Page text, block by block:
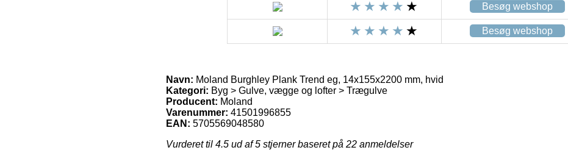
Besøg webshop
Besøg webshop
Navn: Moland Burghley Plank Trend eg, 14x155x2200 mm, hvid
Kategori: Byg > Gulve, vægge og lofter > Trægulve
Producent: Moland
Varenummer: 41501996855
EAN: 5705569048580
Vurderet til 4.5 ud af 5 stjerner baseret på 22 anmeldelser